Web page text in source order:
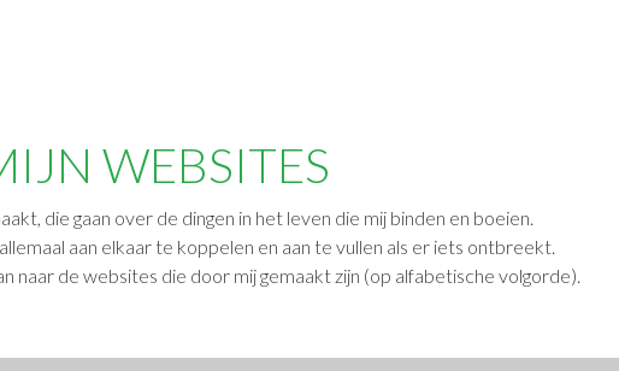
WEBSITES
die gaan over de dingen in het leven die mij binden en boeien.
aan elkaar te koppelen en aan te vullen als er iets ontbreekt.
naar de websites die door mij gemaakt zijn (op alfabetische volgorde).